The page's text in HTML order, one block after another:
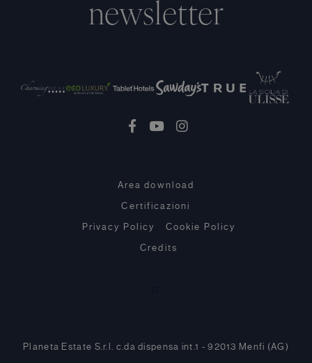
newsletter
Planeta Estate S.r.l. c.da dispensa int.1 - 92013 Menfi (AG)
Area download
Certificazioni
Privacy Policy
Cookie Policy
Credits